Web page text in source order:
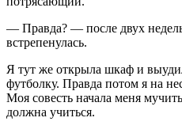
— Правда? — после двух
встрепенулась.
Я тут же открыла шкаф и
футболку. Правда потом я на
Моя совесть начала меня
должна учиться.